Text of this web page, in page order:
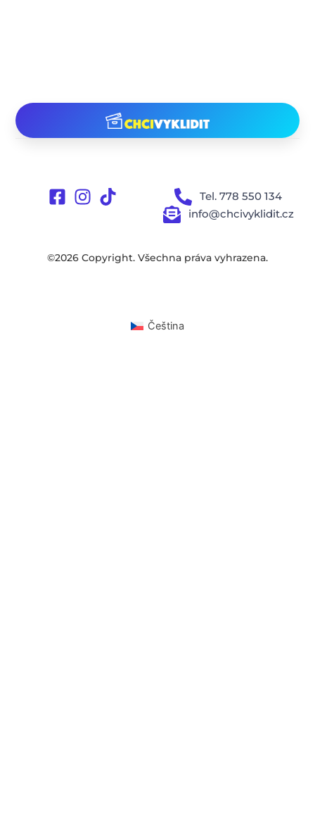
Tel. 778 550 134
info@chcivyklidit.cz
©2026 Copyright. Všechna práva vyhrazena.
Čeština